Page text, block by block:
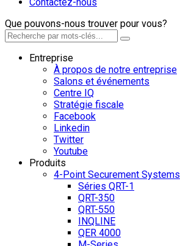
Que pouvons-nous trouver pour vous?
Entreprise
À propos de notre entreprise
Salons et événements
Centre IQ
Stratégie fiscale
Facebook
Linkedin
Twitter
Youtube
Produits
4-Point Securement Systems
Séries QRT-1
QRT-350
QRT-550
INQLINE
QER 4000